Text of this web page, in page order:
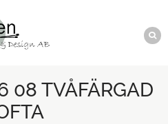
08 TVÅFÄRGAD